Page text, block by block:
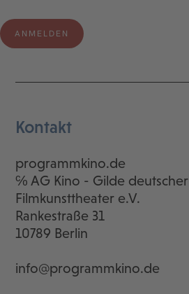
Kontakt
programmkino.de
℅ AG Kino - Gilde deutscher
Filmkunsttheater e.V.
Rankestraße 31
10789 Berlin
info@programmkino.de